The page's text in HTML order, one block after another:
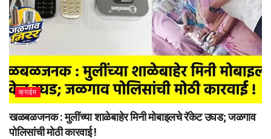
क्राईम
खळबळजनक : मुलींच्या शाळेबाहेर मिनी मोबाइलचे रॅकेट उघड; जळगाव
पोलिसांची मोठी कारवाई !